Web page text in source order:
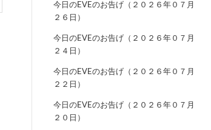
今日のEVEのお告げ（２０２６年０７月
２６日）
今日のEVEのお告げ（２０２６年０７月
２４日）
今日のEVEのお告げ（２０２６年０７月
２２日）
今日のEVEのお告げ（２０２６年０７月
２０日）